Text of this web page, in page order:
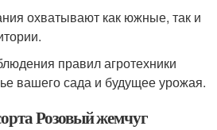
охватывают как южные, так и
правил агротехники
вашего сада и будущее урожая.
Розовый жемчуг